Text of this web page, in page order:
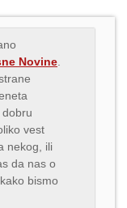
Novine
vest
nekog, ili
da nas o
bismo